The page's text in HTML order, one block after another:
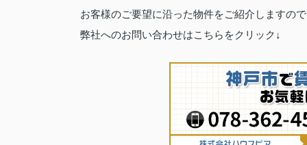
お客様のご要望に沿った物件をご紹介しますの
弊社へのお問い合わせはこちらをクリック↓